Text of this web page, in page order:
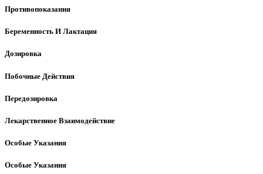
Противопоказания
Беременность И Лактация
Дозировка
Побочные Действия
Передозировка
Лекарственное Взаимодействие
Особые Указания
Особые Указания